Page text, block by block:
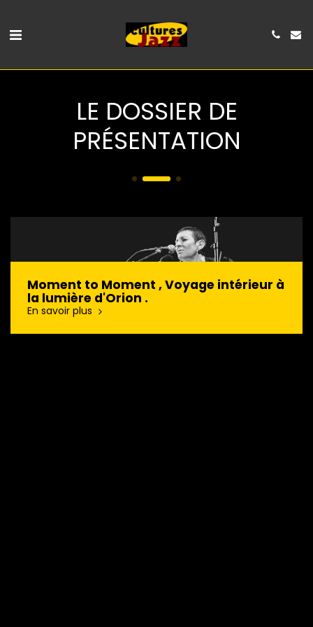
LE DOSSIER DE
PRÉSENTATION
Moment to Moment , Voyage intérieur à
la lumière d'Orion .
En savoir plus